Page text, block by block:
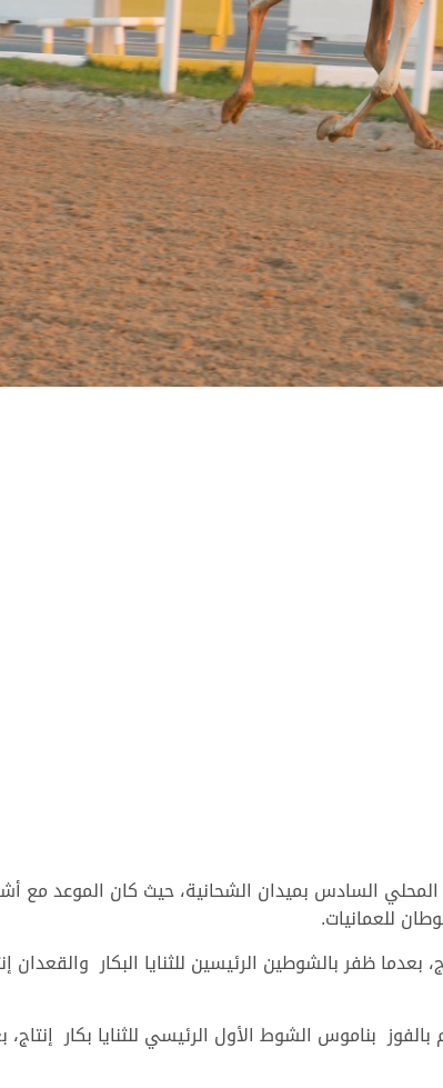
المرحلة الثانية من السباق المحلي السادس بميدان الشحانية، حيث كان
ظفر بالشوطين الرئيسين للثنايا البكار والقعدان
بناموس الشوط الأول الرئيسي للثنايا بكار